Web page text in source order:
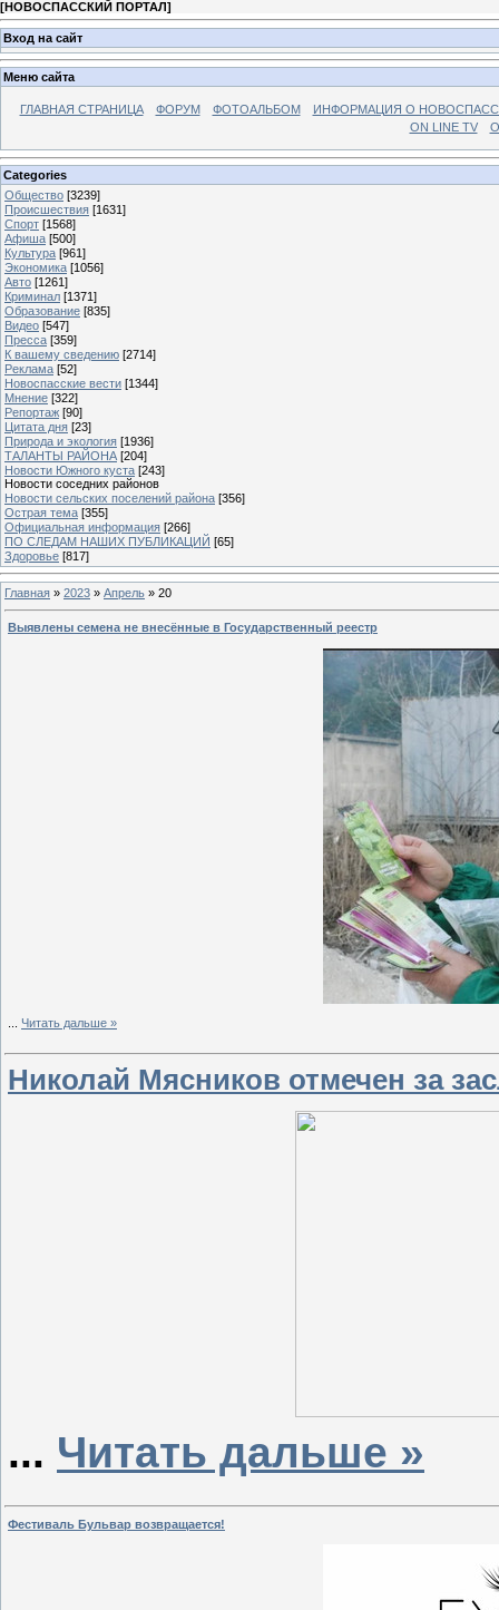
[НОВОСПАССКИЙ ПОРТАЛ]
Вход на сайт
Меню сайта
ГЛАВНАЯ СТРАНИЦА ФОРУМ ФОТОАЛЬБОМ
ИНФОРМАЦИЯ О
ON LINE TV
Categories
Общество [3239]
Происшествия [1631]
Спорт [1568]
Афиша [500]
Культура [961]
Экономика [1056]
Авто [1261]
Криминал [1371]
Образование [835]
Видео [547]
Пресса [359]
К вашему сведению [2714]
Реклама [52]
Новоспасские вести [1344]
Мнение [322]
Репортаж [90]
Цитата дня [23]
Природа и экология [1936]
ТАЛАНТЫ РАЙОНА [204]
Новости Южного куста [243]
Новости соседних районов
Новости сельских поселений района [356]
Острая тема [355]
Официальная информация [266]
ПО СЛЕДАМ НАШИХ ПУБЛИКАЦИЙ [65]
Здоровье [817]
Главная » 2023 » Апрель » 20
Выявлены семена не внесённые в Государственный реестр
Читать дальше »
Николай Мясников отмечен за
... Читать дальше »
Фестиваль Бульвар возвращается!